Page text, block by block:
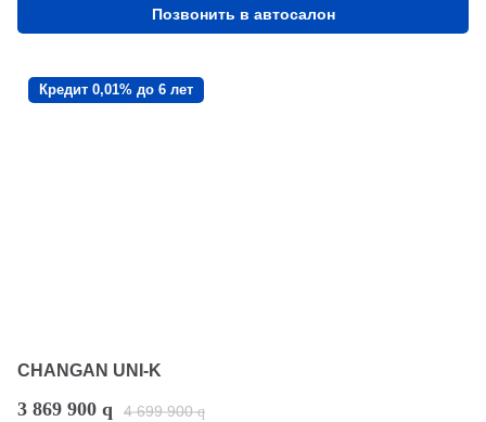
Позвонить в автосалон
Кредит 0,01% до 6 лет
CHANGAN UNI-K
3 869 900 q 4 699 900 q